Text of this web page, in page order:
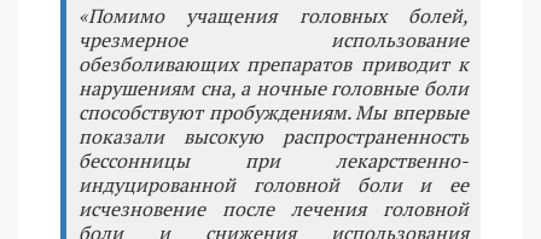
«Помимо учащения головных болей,
чрезмерное использование
обезболивающих препаратов приводит к
нарушениям сна, а ночные головные боли
способствуют пробуждениям. Мы впервые
показали высокую распространенность
бессонницы при лекарственно-
индуцированной головной боли и ее
исчезновение после лечения головной
боли и снижения использования